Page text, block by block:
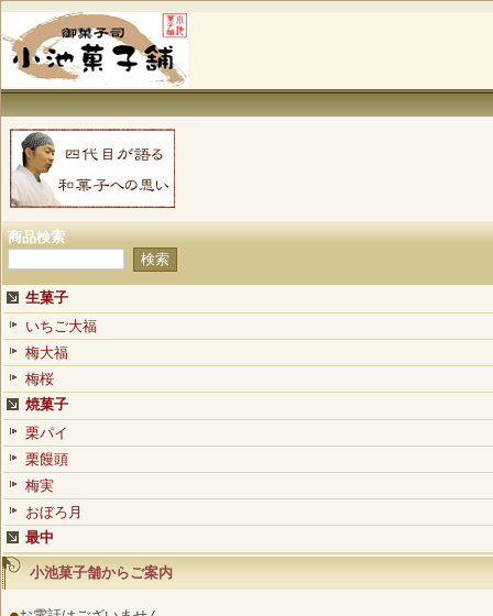
商品検索
生菓子
いちご大福
梅大福
梅桜
焼菓子
栗パイ
栗饅頭
梅実
おぼろ月
最中
小池菓子舗からご案内